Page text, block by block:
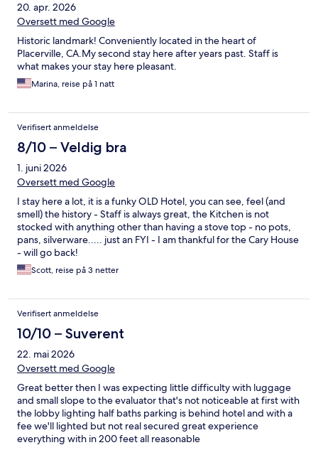
20. apr. 2026
Oversett med Google
Historic landmark! Conveniently located in the heart of
Placerville, CA.My second stay here after years past. Staff is
what makes your stay here pleasant.
Marina, reise på 1 natt
Verifisert anmeldelse
8/10 – Veldig bra
1. juni 2026
Oversett med Google
I stay here a lot, it is a funky OLD Hotel, you can see, feel (and
smell) the history - Staff is always great, the Kitchen is not
stocked with anything other than having a stove top - no pots,
pans, silverware..... just an FYI - I am thankful for the Cary House
- will go back!
Scott, reise på 3 netter
Verifisert anmeldelse
10/10 – Suverent
22. mai 2026
Oversett med Google
Great better then I was expecting little difficulty with luggage
and small slope to the evaluator that's not noticeable at first with
the lobby lighting half baths parking is behind hotel and with a
fee we'll lighted but not real secured great experience
everything with in 200 feet all reasonable